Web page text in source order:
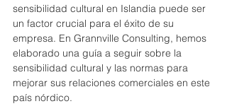
sensibilidad cultural en Islandia puede ser
un factor crucial para el éxito de su
empresa. En Grannville Consulting, hemos
elaborado una guía a seguir sobre la
sensibilidad cultural y las normas para
mejorar sus relaciones comerciales en este
país nórdico.